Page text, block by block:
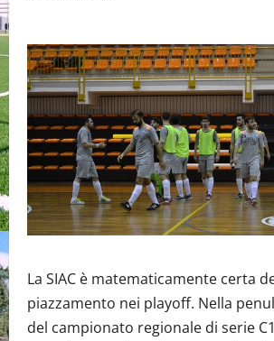
La SIAC è matematicamente certa
piazzamento nei playoff. Nella
del campionato regionale di serie